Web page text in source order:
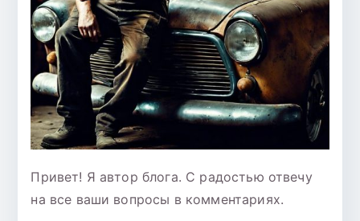
Привет! Я автор блога. С радостью отвечу
на все ваши вопросы в комментариях.